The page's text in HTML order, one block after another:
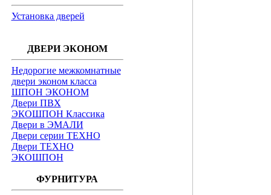
Установка дверей
ДВЕРИ ЭКОНОМ
Недорогие межкомнатные
двери эконом класса
ШПОН ЭКОНОМ
Двери ПВХ
ЭКОШПОН Классика
Двери в ЭМАЛИ
Двери серии ТЕХНО
Двери ТЕХНО
ЭКОШПОН
ФУРНИТУРА